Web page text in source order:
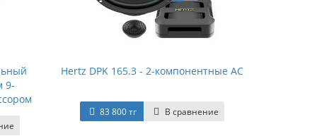
9-
Hertz DPK 165.3 - 2-компонентные АС
83 800 тг В сравнение